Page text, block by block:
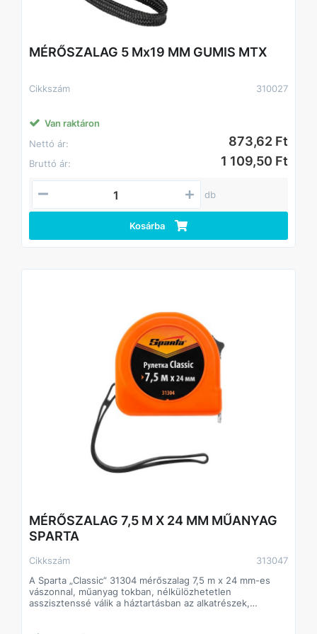
MÉRŐSZALAG 5 Mx19 MM GUMIS MTX
Cikkszám 310027
Van raktáron
Nettó ár:
873,62 Ft
Bruttó ár: 1 109,50 Ft
db
Kosárba
MÉRŐSZALAG 7,5 M X 24 MM MŰANYAG
SPARTA
Cikkszám
313047
A Sparta „Classic” 31304 mérőszalag 7,5 m x 24 mm-es
vászonnal, műanyag tokban, nélkülözhetetlen
asszisztenssé válik a háztartásban az alkatrészek,